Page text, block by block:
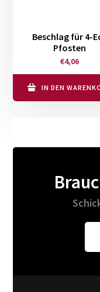
Beschlag für 4-
Pfosten
€4,06
IN DEN